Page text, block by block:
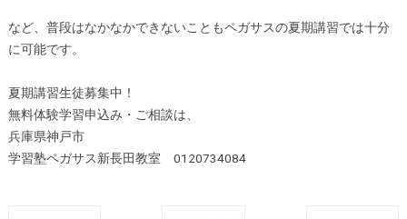
など、普段はなかなかできないこともペガサスの夏期講習では十分
に可能です。
夏期講習生徒募集中！
無料体験学習申込み・ご相談は、
兵庫県神戸市
学習塾ペガサス新長田教室 0120734084